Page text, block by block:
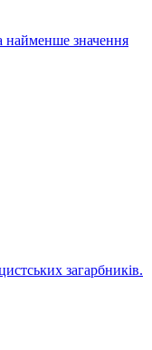
найменше значення
загарбників.